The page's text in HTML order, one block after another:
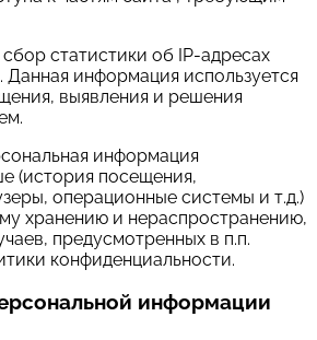
сбор статистики об IP-адресах
Данная информация используется
выявления и решения
информация
(история посещения,
операционные системы и т.д.)
хранению и нераспространению,
предусмотренных в п.п.
конфиденциальности.
информации